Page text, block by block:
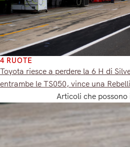
4 RUOTE
Toyota riesce a perdere la 6 H di
entrambe le TS050, vince una
Articoli che possono